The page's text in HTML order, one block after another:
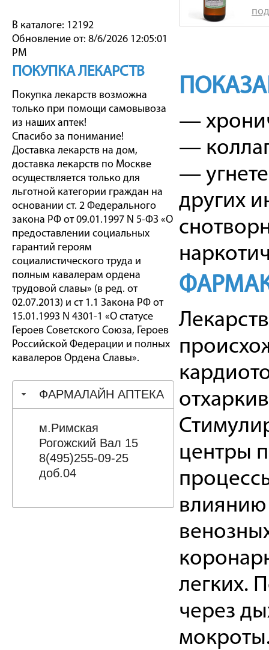
В каталоге: 12192
Обновление от: 8/6/2026 12:05:01
PM
ПОКУПКА ЛЕКАРСТВ
Покупка лекарств возможна
только при помощи самовывоза
из наших аптек!
Спасибо за понимание!
Доставка лекарств на дом,
доставка лекарств по Москве
осуществляется только для
льготной категории граждан на
основании ст. 2 Федерального
закона РФ от 09.01.1997 N 5-ФЗ «О
предоставлении социальных
гарантий героям
социалистического труда и
полным кавалерам ордена
трудовой славы» (в ред. от
02.07.2013) и ст 1.1 Закона РФ от
15.01.1993 N 4301-1 «О статусе
Героев Советского Союза, Героев
Российской Федерации и полных
кавалеров Ордена Славы».
ФАРМАЛАЙН АПТЕКА
м.Римская
Рогожский Вал 15
8(495)255-09-25
доб.04
—
—
—
других
центры
влиянию
легких.
через